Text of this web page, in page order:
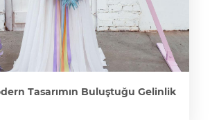
Tasarımın Buluştuğu Gelinlik